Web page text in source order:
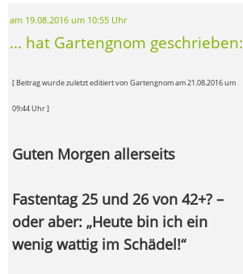
am 19.08.2016 um 10:55 Uhr
... hat Gartengnom geschrieben:
[ Beitrag wurde zuletzt editiert von Gartengnom am 21.08.2016 um
09:44 Uhr ]
Guten Morgen allerseits
Fastentag 25 und 26 von 42+? –
oder aber: „Heute bin ich ein
wenig wattig im Schädel!“